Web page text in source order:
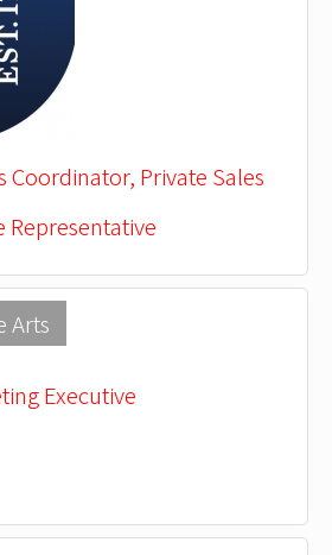
Coordinator, Private Sales
Representative
Arts
Executive